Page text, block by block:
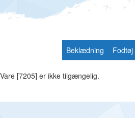
Beklædning Fodtøj
Vare [7205] er ikke tilgængelig.